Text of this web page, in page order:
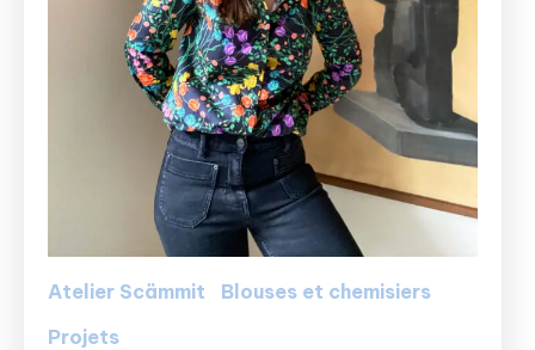
Atelier Scämmit
Blouses et chemisiers
Projets